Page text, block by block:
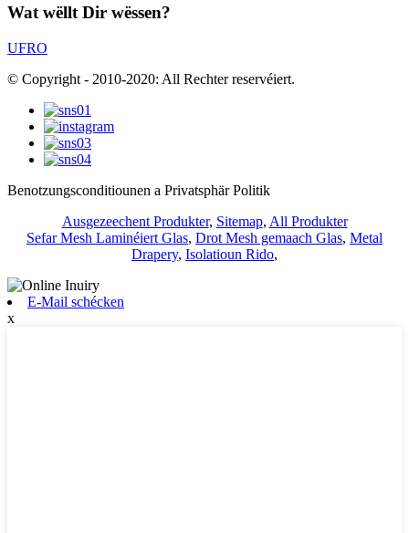
Wat wëllt Dir wëssen?
UFRO
© Copyright - 2010-2020: All Rechter reservéiert.
Benotzungsconditiounen a Privatsphär Politik
Ausgezeechent Produkter, Sitemap, All Produkter
Sefar Mesh Laminéiert Glas, Drot Mesh gemaach Glas, Metal
Drapery, Isolatioun Rido,
E-Mail schécken
x